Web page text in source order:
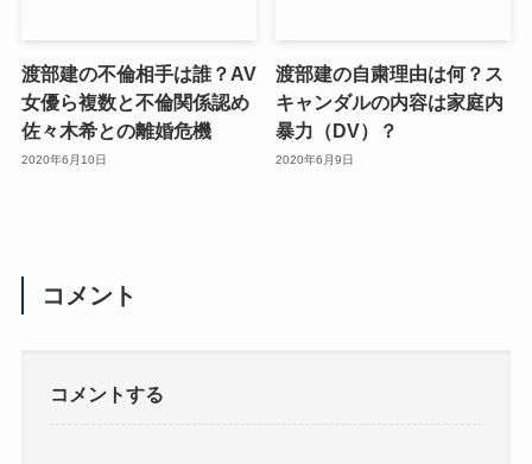
渡部建の不倫相手は誰？AV
女優ら複数と不倫関係認め
佐々木希との離婚危機
2020年6月10日
渡部建の自粛理由は何？ス
キャンダルの内容は家庭内
暴力（DV）？
2020年6月9日
コメント
コメントする